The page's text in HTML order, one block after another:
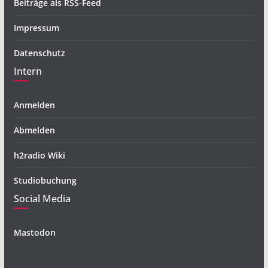
Beiträge als RSS-Feed
Impressum
Datenschutz
Intern
Anmelden
Abmelden
h2radio Wiki
Studiobuchung
Social Media
Mastodon